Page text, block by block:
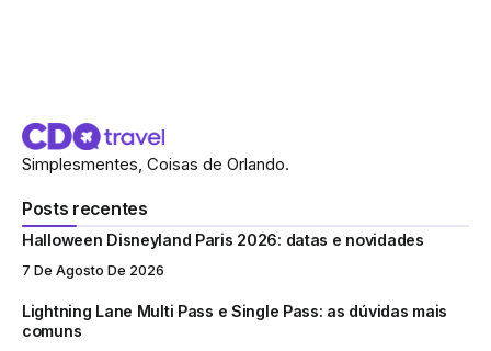
Simplesmentes, Coisas de Orlando.
Posts recentes
Halloween Disneyland Paris 2026: datas e novidades
7 De Agosto De 2026
Lightning Lane Multi Pass e Single Pass: as dúvidas mais
comuns